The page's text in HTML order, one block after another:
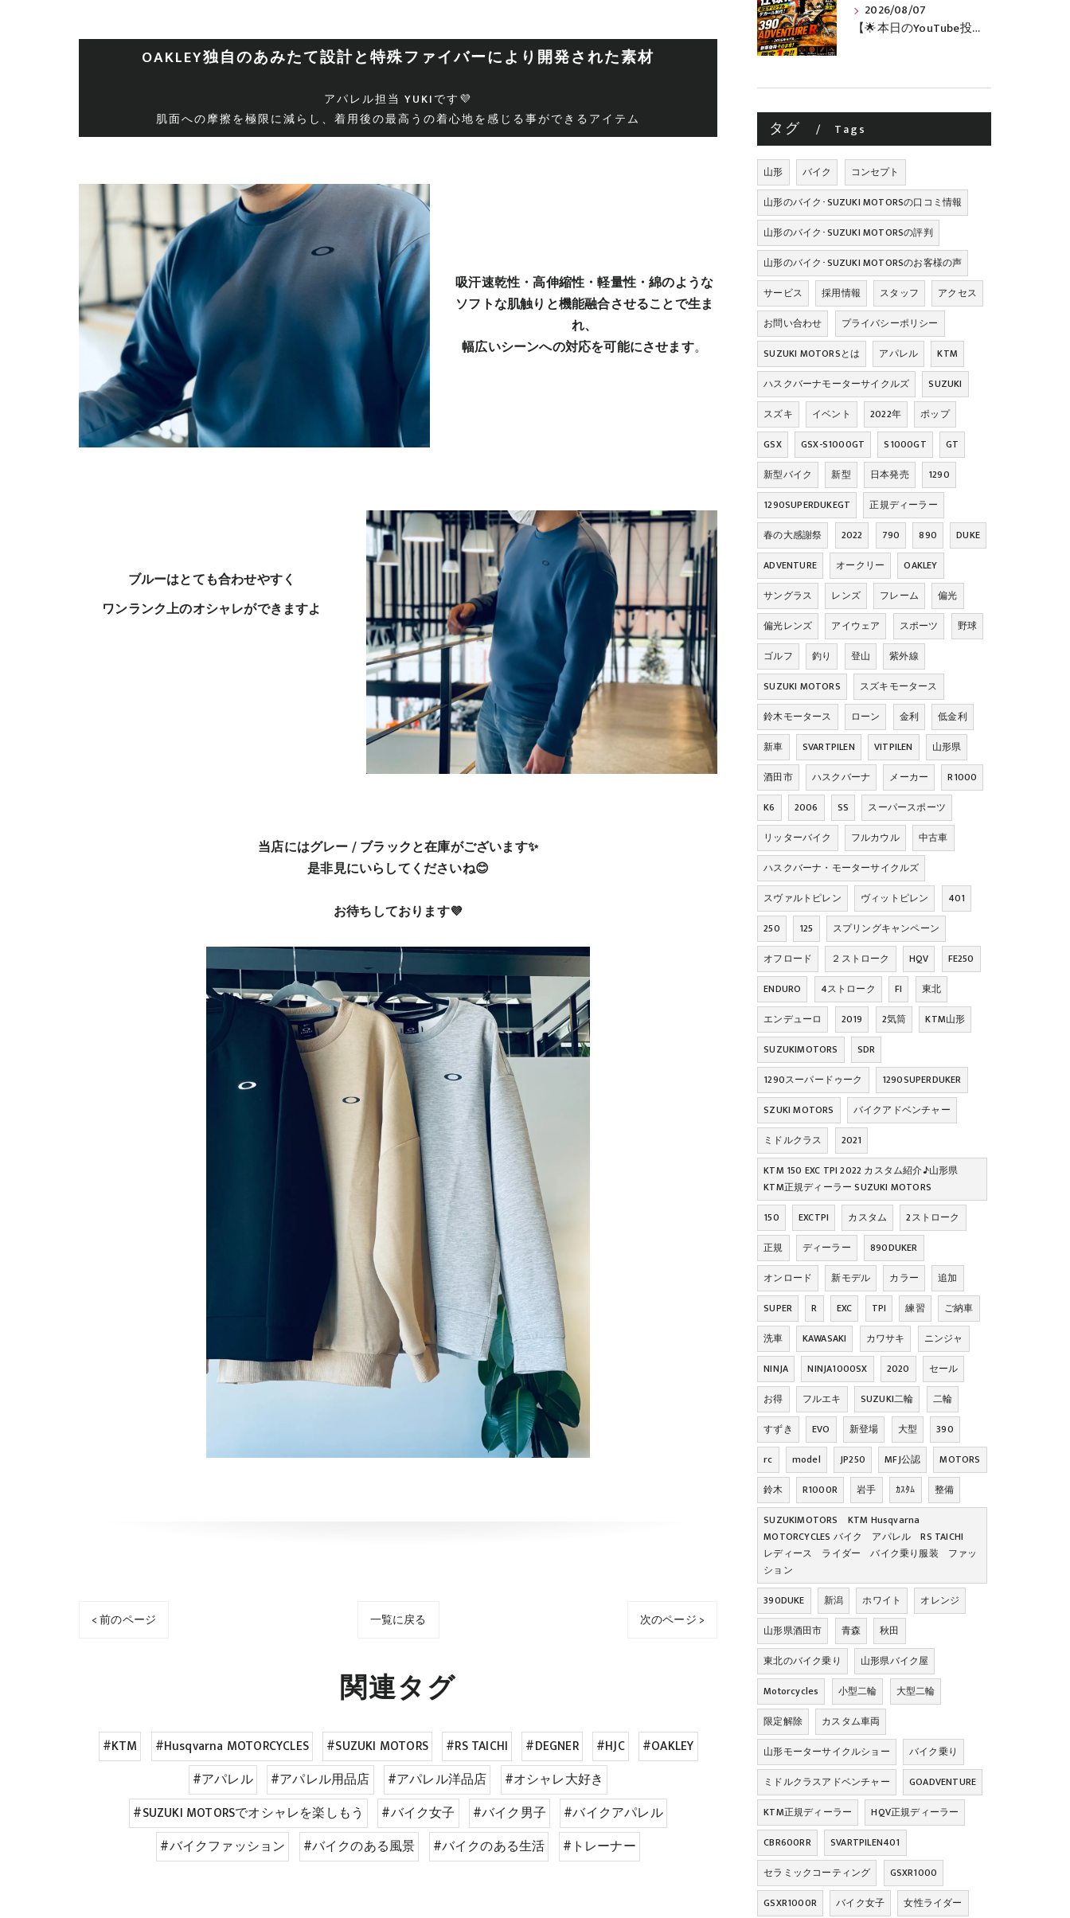
OAKLEY独自のあみたて設計と特殊ファイバーにより開発された素材
アパレル担当 YUKIです💜
肌面への摩擦を極限に減らし、着用後の最高うの着心地を感じる事ができるアイテム
吸汗速乾性・高伸縮性・軽量性・綿のような
ソフトな肌触りと機能融合させることで生ま
れ、
幅広いシーンへの対応を可能にさせます。
ブルーはとても合わせやすく
ワンランク上のオシャレができますよ
当店にはグレー / ブラックと在庫がございます✨
是非見にいらしてくださいね😊
お待ちしております💜
< 前のページ 一覧に戻る 次のページ >
関連タグ
#KTM #Husqvarna MOTORCYCLES #SUZUKI MOTORS #RS TAICHI #DEGNER #HJC
#OAKLEY
#アパレル
#アパレル用品店 #アパレル洋品店
#オシャレ大好き
#SUZUKI MOTORSでオシャレを楽しもう
#バイク女子 #バイク男子
#バイクアパレル
#バイクファッション
#バイクのある風景 #バイクのある生活 #トレーナー
2026/08/07
【🌟本日のYouTube投稿完了🌟】 🔥390 ADVENTURE R × KTM山形 オリジナルデカール仕様誕生🔥
タグ Tags
山形 バイク
コンセプト
山形のバイク･SUZUKI MOTORSの口コミ情報
山形のバイク･SUZUKI MOTORSの評判
山形のバイク･SUZUKI MOTORSのお客様の声
サービス
採用情報 スタッフ
アクセス
お問い合わせ
プライバシーポリシー
SUZUKI MOTORSとは
アパレル
KTM
ハスクバーナモーターサイクルズ
SUZUKI
スズキ
イベント 2022年
ポップ
GSX
GSX-S1000GT S1000GT
GT
新型バイク
新型 日本発売
1290
1290SUPERDUKEGT
正規ディーラー
春の大感謝祭
2022 790 890
DUKE
ADVENTURE
オークリー
OAKLEY
サングラス
レンズ フレーム
偏光
偏光レンズ
アイウェア スポーツ
野球
ゴルフ
釣り 登山
紫外線
SUZUKI MOTORS
スズキモータース
鈴木モータース
ローン 金利
低金利
新車
SVARTPILEN VITPILEN
山形県
酒田市
ハスクバーナ メーカー
R1000
K6
2006 SS
スーパースポーツ
リッターバイク
フルカウル
中古車
ハスクバーナ・モーターサイクルズ
スヴァルトピレン
ヴィットピレン
401
250
125
スプリングキャンペーン
オフロード
２ストローク HQV
FE250
ENDURO
4ストローク FI
東北
エンデューロ
2019 2気筒
KTM山形
SUZUKIMOTORS
SDR
1290スーパードゥーク
1290SUPERDUKER
SZUKI MOTORS
バイクアドベンチャー
ミドルクラス
2021
KTM 150 EXC TPI 2022 カスタム紹介♪山形県
KTM正規ディーラー SUZUKI MOTORS
150
EXCTPI カスタム
2ストローク
正規
ディーラー
890DUKER
オンロード
新モデル カラー
追加
SUPER
R EXC TPI 練習
ご納車
洗車
KAWASAKI カワサキ
ニンジャ
NINJA
NINJA1000SX 2020
セール
お得
フルエキ SUZUKI二輪
二輪
すずき
EVO 新登場 大型
390
rc
model JP250 MFJ公認
MOTORS
鈴木
R1000R 岩手 ｶｽﾀﾑ
整備
SUZUKIMOTORS KTM Husqvarna
MOTORCYCLES バイク アパレル RS TAICHI
レディース ライダー バイク乗り服装 ファッ
ション
390DUKE
新潟 ホワイト
オレンジ
山形県酒田市
青森
秋田
東北のバイク乗り
山形県バイク屋
Motorcycles
小型二輪
大型二輪
限定解除
カスタム車両
山形モーターサイクルショー
バイク乗り
ミドルクラスアドベンチャー
GOADVENTURE
KTM正規ディーラー
HQV正規ディーラー
CBR600RR
SVARTPILEN401
セラミックコーティング
GSXR1000
GSXR1000R
バイク女子 女性ライダー